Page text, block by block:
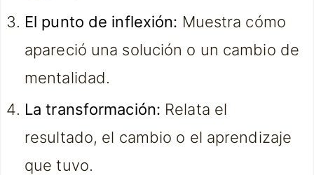
El punto de inflexión: Muestra cómo
apareció una solución o un cambio de
mentalidad.
La transformación: Relata el
resultado, el cambio o el aprendizaje
que tuvo.